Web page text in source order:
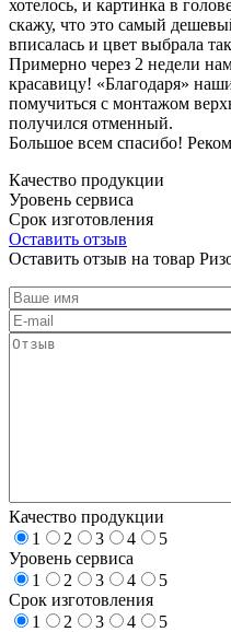
хотелось, и картинка в
скажу, что это самый
вписалась и цвет выбрала
Примерно через 2 недели
красавицу! «Благодаря»
помучиться с монтажом
получился отменный.
Большое всем спасибо!
Качество продукции
Уровень сервиса
Срок изготовления
Оставить отзыв
Оставить отзыв на товар
Качество продукции
1
2 3 4
5
Уровень сервиса
1
2 3 4
5
Срок изготовления
1
2 3 4
5